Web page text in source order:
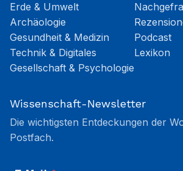
Erde & Umwelt
Archäologie
Gesundheit & Medizin
Technik & Digitales
Gesellschaft & Psychologie
Podcast
Lexikon
Wissenschaft-Newsletter
Die wichtigsten Entdeckungen der
Postfach.